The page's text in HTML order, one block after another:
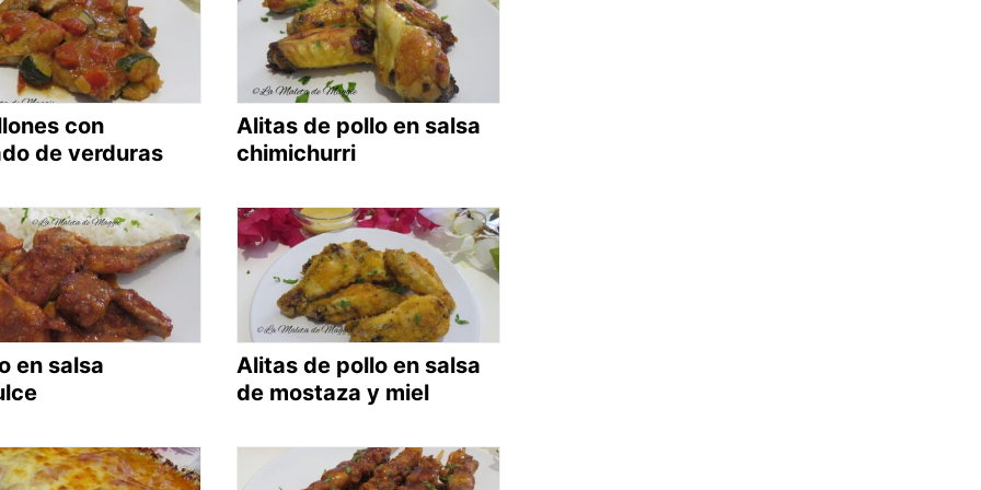
con
de verduras
Alitas de pollo en salsa
chimichurri
en salsa
Alitas de pollo en salsa
de mostaza y miel